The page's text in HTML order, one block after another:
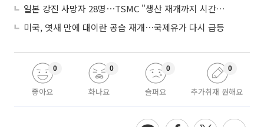
일본 강진 사망자 28명⋯TSMC "생산 재개까지 시간 필요해"
미국, 엿새 만에 대이란 공습 재개⋯국제유가 다시 급등
좋아요
0
화나요
0
슬퍼요
0
추가취재 원해요
0